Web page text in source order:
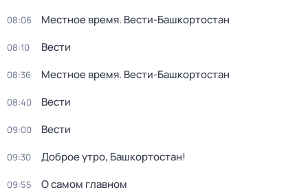
08:06 Местное время. Вести-Башкортостан
08:10 Вести
08:36 Местное время. Вести-Башкортостан
08:40 Вести
09:00 Вести
09:30 Доброе утро, Башкортостан!
09:55 О самом главном